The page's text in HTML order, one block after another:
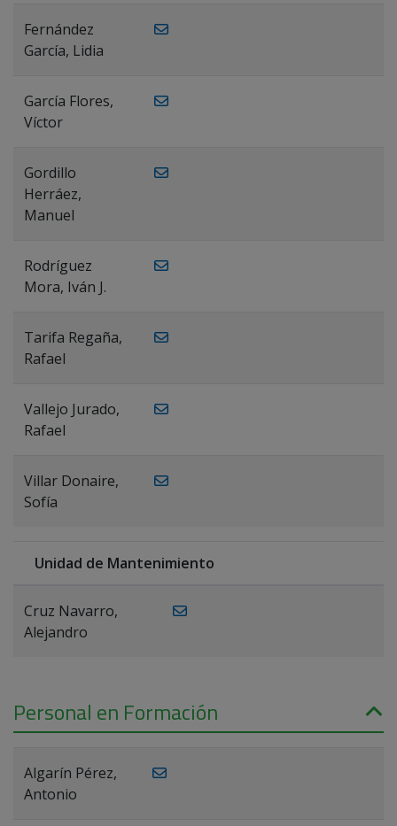
Fernández
García, Lidia
García Flores,
Víctor
Gordillo
Herráez,
Manuel
Rodríguez
Mora, Iván J.
Tarifa Regaña,
Rafael
Vallejo Jurado,
Rafael
Villar Donaire,
Sofía
Unidad de Mantenimiento
Cruz Navarro,
Alejandro
Personal en Formación
Algarín Pérez,
Antonio